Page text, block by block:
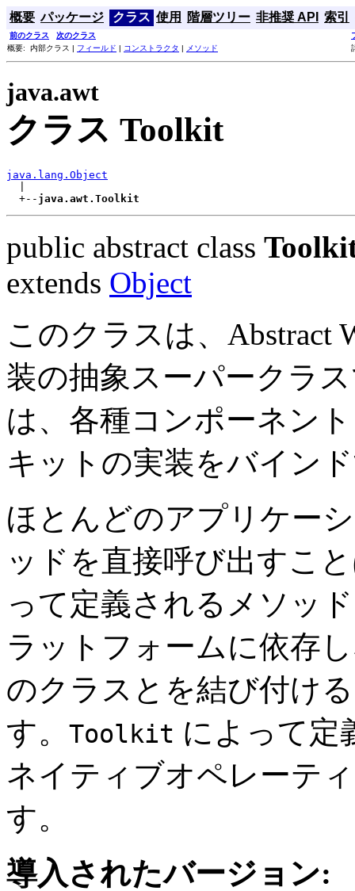
概要 パッケージ クラス 使用 階層ツリー 非推奨 API 索引
前のクラス 次のクラス
概要: 内部クラス | フィールド | コンストラクタ | メソッド
java.awt
クラス Toolkit
java.lang.Object
  +--
java.awt.Toolkit
public abstract class
extends Object
このクラスは、Abstract
装の抽象スーパークラ
は、各種コンポーネン
キットの実装をバイン
ほとんどのアプリケー
ッドを直接呼び出すこ
って定義されるメソッ
ラットフォームに依存
のクラスとを結び付け
す。 Toolkit によって定
ネイティブオペレーテ
す。
導入されたバージョン: